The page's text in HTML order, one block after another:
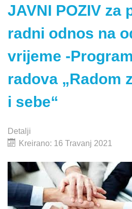
JAVNI POZIV za
radni odnos na
vrijeme -
radova „Radom
i sebe“
Detalji
Kreirano: 16 Travanj 2021